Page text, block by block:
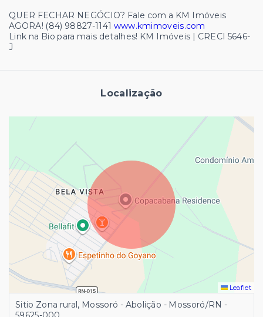
QUER FECHAR NEGÓCIO? Fale com a KM Imóveis
AGORA! (84) 98827-1141 www.kmimoveis.com
Link na Bio para mais detalhes! KM Imóveis | CRECI 5646-
J
Localização
Leaflet
Sitio Zona rural, Mossoró - Abolição - Mossoró/RN -